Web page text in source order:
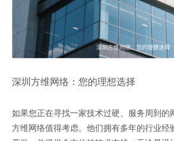
深圳方维网络：您的理想选择
如果您正在寻找一家技术过硬、服务周到的
方维网络值得考虑。他们拥有多年的行业经